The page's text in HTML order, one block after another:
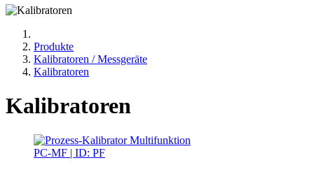
Produkte
Kalibratoren / Messgeräte
Kalibratoren
Kalibratoren
PC-MF | ID: PF